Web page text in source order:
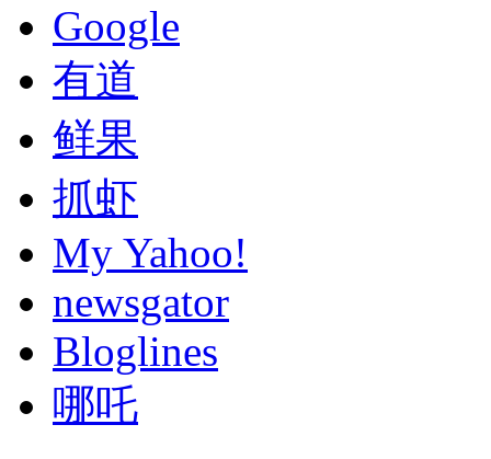
Google
有道
鲜果
抓虾
My Yahoo!
newsgator
Bloglines
哪吒